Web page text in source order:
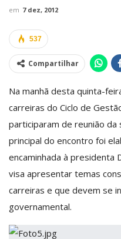
em 7 dez, 2012
537
Compartilhar
Na manhã desta quinta-
carreiras do Ciclo de
participaram de reunião da
principal do encontro foi
encaminhada à presidenta
visa apresentar temas
carreiras e que devem se
governamental.